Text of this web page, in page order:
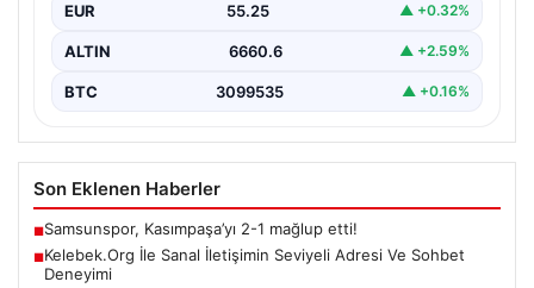
EUR 55.25 ▲ +0.32%
ALTIN 6660.6 ▲ +2.59%
BTC 3099535 ▲ +0.16%
Son Eklenen Haberler
■Samsunspor, Kasımpaşa’yı 2-1 mağlup etti!
■Kelebek.Org İle Sanal İletişimin Seviyeli Adresi Ve Sohbet
Deneyimi